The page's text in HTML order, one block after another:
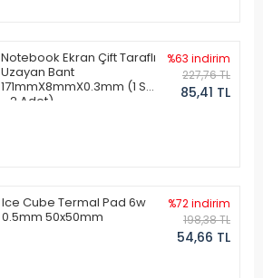
Notebook Ekran Çift Taraflı
Uzayan Bant
171mmX8mmX0.3mm (1 Set
- 2 Adet)
%63 indirim
227,76 TL
85,41 TL
Ice Cube Termal Pad 6w
0.5mm 50x50mm
%72 indirim
198,38 TL
54,66 TL